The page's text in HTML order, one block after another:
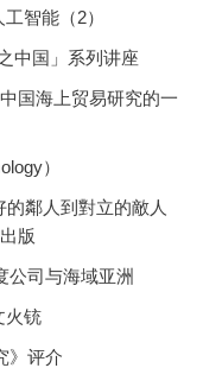
智能（2）
中国」系列讲座
国海上贸易研究的一
）
鄰人到對立的敵人
版
公司与海域亚洲
火铳
》评介